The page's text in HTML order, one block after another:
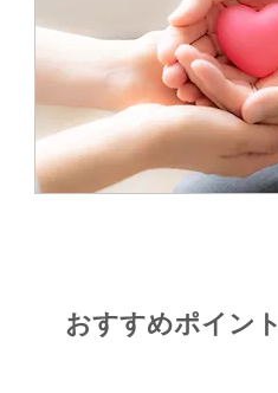
おすすめポイント